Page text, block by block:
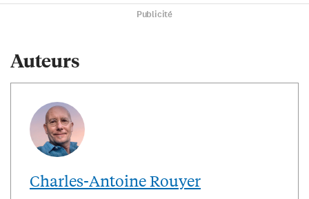
Publicité
Auteurs
Charles-Antoine Rouyer